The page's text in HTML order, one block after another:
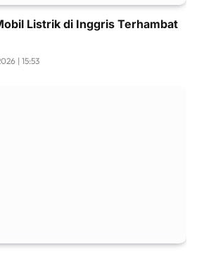
Listrik di Inggris Terhambat
| 15:53